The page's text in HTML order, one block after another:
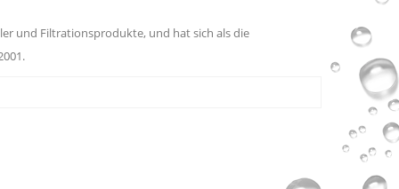
und Filtrationsprodukte, und hat sich als die